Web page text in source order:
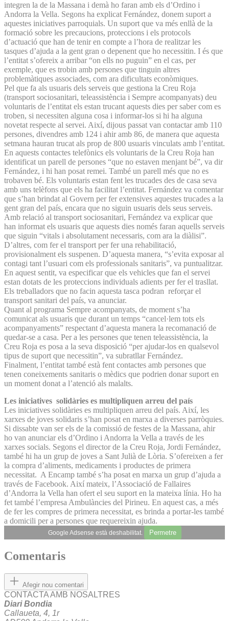
integren la de la Massana i demà ho faran amb els d’Ordino i
Andorra la Vella. Segons ha explicat Fernández, donem suport a
aquestes iniciatives parroquials. Un suport que va més enllà de la
formació sobre les precaucions, proteccions i els protocols
d’actuació que han de tenir en compte a l’hora de realitzar les
tasques d’ajuda a la gent gran o depenent que ho necessitin. I és que
l’entitat s’ofereix a arribar “on ells no puguin” en el cas, per
exemple, que es trobin amb persones que tinguin altres
problemàtiques associades, com ara dificultats econòmiques.
Pel que fa als usuaris dels serveis que gestiona la Creu Roja
(transport sociosanitari, teleassistència i Sempre acompanyats) deu
voluntaris de l’entitat els estan trucant aquests dies per saber com es
troben, si necessiten alguna cosa i informar-los si hi ha alguna
novetat respecte al servei. Així, dijous passat van contactar amb 110
persones, divendres amb 124 i ahir amb 86, de manera que aquesta
setmana hauran trucat als prop de 800 usuaris vinculats amb l’entitat.
En aquests contactes telefònics els voluntaris de la Creu Roja han
identificat un parell de persones “que no estaven menjant bé”, va dir
Fernández, i hi han posat remei. També un parell més que no es
trobaven bé. Els voluntaris estan fent les trucades des de casa seva
amb uns telèfons que els ha facilitat l’entitat. Fernández va comentar
que s’han brindat al Govern per fer extensives aquestes trucades a la
gent gran del país, encara que no siguin usuaris dels seus serveis.
Amb relació al transport sociosanitari, Fernández va explicar que
han informat els usuaris que aquests dies només faran aquells serveis
que siguin “vitals i absolutament necessaris, com ara la diàlisi”.
D’altres, com fer el transport per fer una rehabilitació,
provisionalment els suspenen. D’aquesta manera, “s’evita exposar al
contagi tant l’usuari com els professionals sanitaris”, va puntualitzar.
En aquest sentit, va especificar que els vehicles que fan el servei
estan dotats de les proteccions individuals adients per fer el trasllat.
Els treballadors que no facin aquesta tasca podran reforçar el
transport sanitari del país, va anunciar.
Quant al programa Sempre acompanyats, de moment s’ha
comunicat als usuaris que durant un temps “cancel·lem tots els
acompanyaments” respectant d’aquesta manera la recomanació de
quedar-se a casa. Per a les persones que tenen teleassistència, la
Creu Roja es posa a la seva disposició “per ajudar-los en qualsevol
tipus de suport que necessitin”, va subratllar Fernández.
Finalment, l’entitat també està fent contactes amb persones que
tenen coneixements sanitaris o mèdics que podrien donar suport en
un moment donat a l’atenció als malalts.
Les iniciatives solidàries es multipliquen arreu del país
Les iniciatives solidàries es multipliquen arreu del país. Així, les
xarxes de joves solidaris s’han posat en marxa a diverses parròquies.
Si dissabte van ser els de la comissió de festes de la Massana, ahir
ho van anunciar els d’Ordino i Andorra la Vella a través de les
xarxes socials. Segons el director de la Creu Roja, Jordi Fernández,
també hi ha un grup de joves a Sant Julià de Lòria. S’ofereixen a fer
la compra d’aliments, medicaments i productes de primera
necessitat. A Encamp també s’ha posat en marxa un grup d’ajuda a
través de Facebook. Així mateix, l’Associació de Fallaires
d’Andorra la Vella han ofert el seu suport en la mateixa línia. Ho ha
fet també l’empresa Ambulàncies del Pirineu. En aquest cas, a més
de fer les compres de primera necessitat, es brinda a portar-les també
a domicili per a persones que requereixin ajuda.
Google Adsense està deshabilitat. Permetre
Comentaris
Afegir nou comentari
CONTACTA AMB NOSALTRES
Diari Bondia
Callaueta, 4, 1r